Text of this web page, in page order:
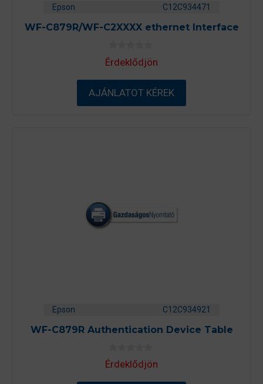
Epson C12C934471
WF-C879R/WF-C2XXXX ethernet Interface
0
a
5
-
b
ő
Érdeklődjön
AJÁNLATOT KÉREK
Epson C12C934921
WF-C879R Authentication Device Table
0
a
Érdeklődjön